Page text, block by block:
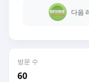
다음
방문 수
60